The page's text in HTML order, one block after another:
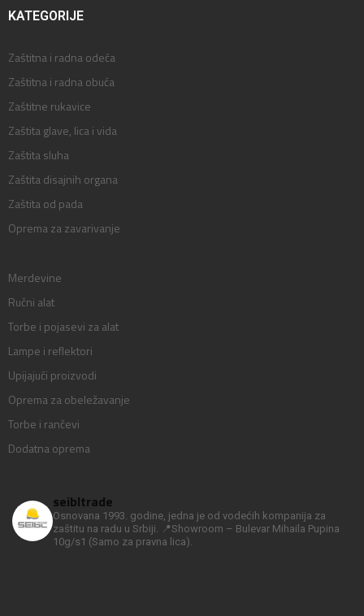
KATEGORIJE
Zaštitna i radna odeća
Zaštitna i radna obuća
Zaštitne rukavice
Zaštita glave, lica i vida
Zaštita sluha
Zaštita disajnih organa
Zaštita od pada
Oprema za zavarivanje
Merdevine
Ručni alat
Torbe i pojasevi za alat
Lampe i reflektori
Upijajući proizvodi
Oprema za obeležavanje
Torbe i rančevi
Dodatna oprema
seibltrade
Osnovana 1993. godine, jedna je od vodećih kompanija za
zaštitu na radu u Srbiji.
📍Showroom – Bulevar Mihaila Pupina
10g/s1 (Samo za pravna lica).